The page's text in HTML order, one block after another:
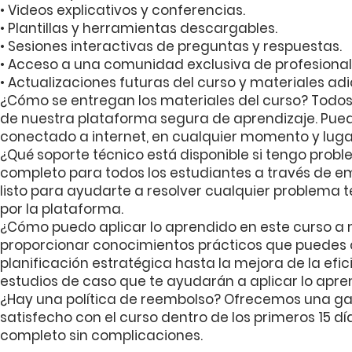
• Videos explicativos y conferencias.
• Plantillas y herramientas descargables.
• Sesiones interactivas de preguntas y respuestas.
• Acceso a una comunidad exclusiva de
• Actualizaciones futuras del curso y materiales
¿Cómo se entregan los materiales del curso?
de nuestra plataforma segura de aprendizaje.
conectado a internet, en cualquier momento y
¿Qué soporte técnico está disponible si tengo
completo para todos los estudiantes a través de
listo para ayudarte a resolver cualquier problema
por la plataforma.
¿Cómo puedo aplicar lo aprendido en este curso
proporcionar conocimientos prácticos que
planificación estratégica hasta la mejora de la
estudios de caso que te ayudarán a aplicar lo
¿Hay una política de reembolso? Ofrecemos una
satisfecho con el curso dentro de los primeros 15
completo sin complicaciones.